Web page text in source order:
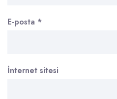
E-posta *
İnternet sitesi